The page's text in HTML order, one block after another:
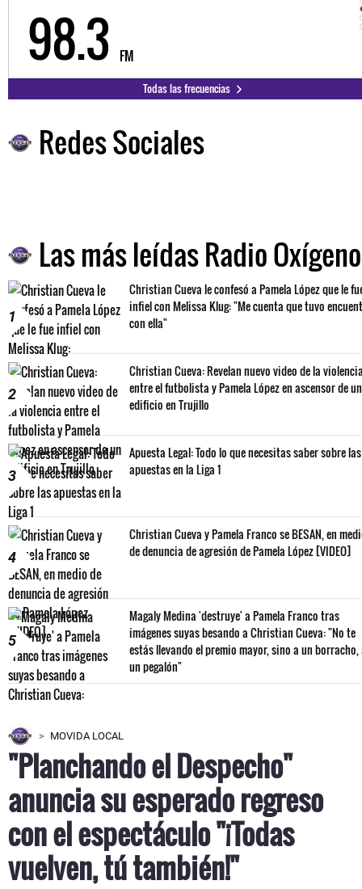
98.3 FM
Todas las frecuencias
Redes Sociales
Las más leídas Radio Oxígeno
1
Christian Cueva le confesó a Pamela López que le
infiel con Melissa Klug: "Me cuenta que tuvo
con ella"
2
Christian Cueva: Revelan nuevo video de la
entre el futbolista y Pamela López en ascensor de un
edificio en Trujillo
3
Apuesta Legal: Todo lo que necesitas saber sobre las
apuestas en la Liga 1
4
Christian Cueva y Pamela Franco se BESAN, en
de denuncia de agresión de Pamela López [VIDEO]
5
Magaly Medina 'destruye' a Pamela Franco tras
imágenes suyas besando a Christian Cueva: "No te
estás llevando el premio mayor, sino a un borracho,
un pegalón"
MOVIDA LOCAL
"Planchando el Despecho"
anuncia su esperado regreso
con el espectáculo "¡Todas
vuelven, tú también!"